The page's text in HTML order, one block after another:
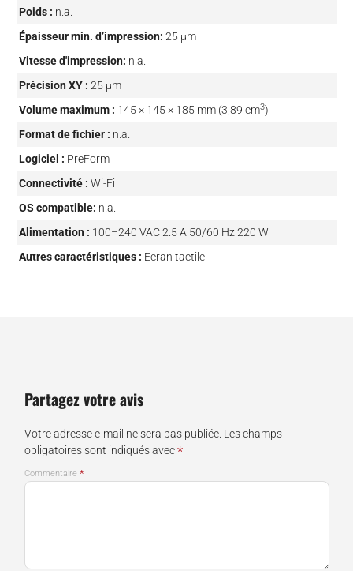
Poids : n.a.
Épaisseur min. d’impression: 25 µm
Vitesse d'impression: n.a.
Précision XY : 25 µm
Volume maximum : 145 × 145 × 185 mm (3,89 cm3)
Format de fichier : n.a.
Logiciel : PreForm
Connectivité : Wi-Fi
OS compatible: n.a.
Alimentation : 100–240 VAC 2.5 A 50/60 Hz 220 W
Autres caractéristiques : Ecran tactile
Partagez votre avis
Votre adresse e-mail ne sera pas publiée. Les champs
obligatoires sont indiqués avec*
Commentaire *